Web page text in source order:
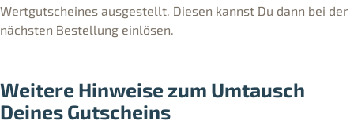
Wertgutscheines ausgestellt. Diesen kannst Du dann bei der
nächsten Bestellung einlösen.
Weitere Hinweise zum Umtausch
Deines Gutscheins